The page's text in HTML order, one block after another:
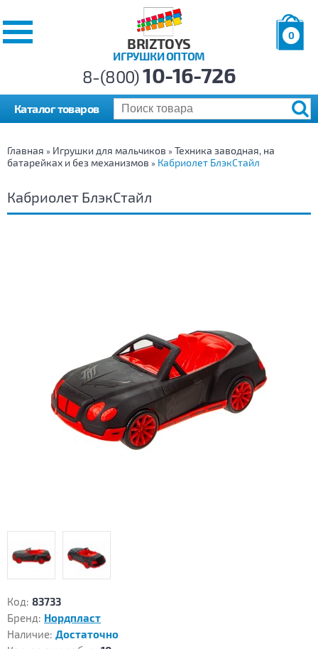
BRIZTOYS
ИГРУШКИ ОПТОМ
0
р.
8-(800)10-16-726
Каталог товаров
Главная » Игрушки для мальчиков » Техника заводная, на
батарейках и без механизмов » Кабриолет БлэкСтайл
Кабриолет БлэкСтайл
Код: 83733
Бренд: Нордпласт
Наличие: Достаточно